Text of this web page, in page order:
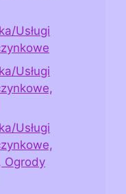
Usługi
Usługi
Usługi
Ogrody